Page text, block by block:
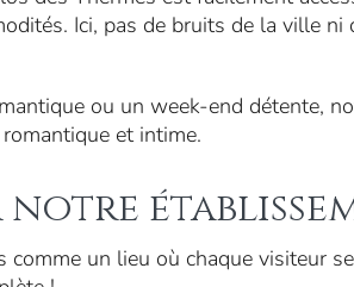
Ici, pas de bruits de la ville
ou un week-end détente,
et intime.
un lieu où chaque visiteur